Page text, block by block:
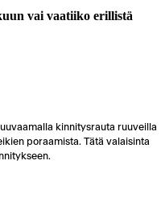
vai vaatiiko erillistä
kinnitysrauta ruuveilla
poraamista. Tätä valaisinta